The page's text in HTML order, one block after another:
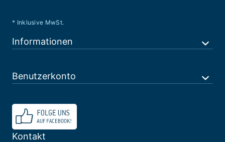
* Inklusive MwSt.
Informationen
Benutzerkonto
Kontakt